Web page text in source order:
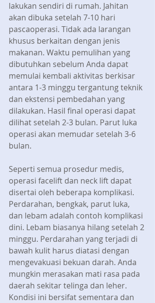
lakukan sendiri di rumah. Jahitan
akan dibuka setelah 7-10 hari
pascaoperasi. Tidak ada larangan
khusus berkaitan dengan jenis
makanan. Waktu pemulihan yang
dibutuhkan sebelum Anda dapat
memulai kembali aktivitas berkisar
antara 1-3 minggu tergantung teknik
dan ekstensi pembedahan yang
dilakukan. Hasil final operasi dapat
dilihat setelah 2-3 bulan. Parut luka
operasi akan memudar setelah 3-6
bulan.
Seperti semua prosedur medis,
operasi facelift dan neck lift dapat
disertai oleh beberapa komplikasi.
Perdarahan, bengkak, parut luka,
dan lebam adalah contoh komplikasi
dini. Lebam biasanya hilang setelah 2
minggu. Perdarahan yang terjadi di
bawah kulit harus diatasi dengan
mengevakuasi bekuan darah. Anda
mungkin merasakan mati rasa pada
daerah sekitar telinga dan leher.
Kondisi ini bersifat sementara dan